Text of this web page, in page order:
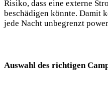
Risiko,‍ dass eine externe
beschädigen könnte. Damit
jede Nacht unbegrenzt
Auswahl des richtigen